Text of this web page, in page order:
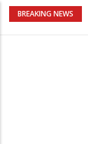
BREAKING NEWS